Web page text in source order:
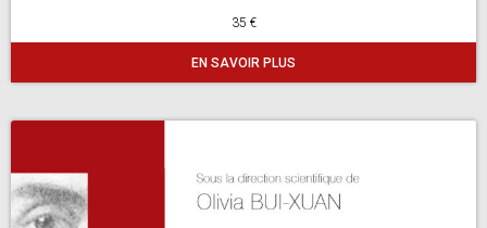
35 €
EN SAVOIR PLUS